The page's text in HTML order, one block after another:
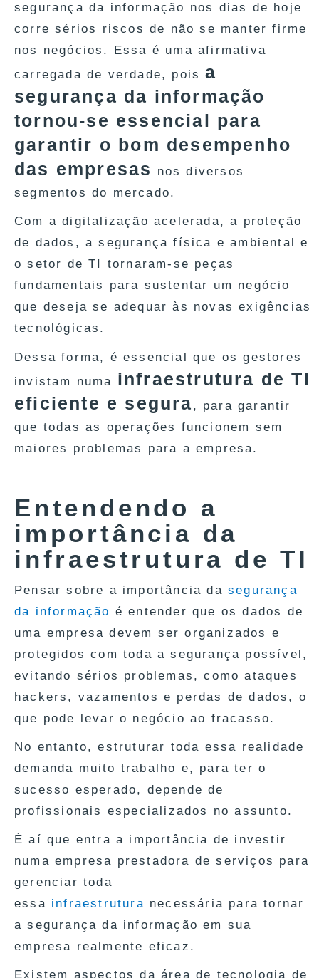
segurança da informação nos dias de hoje
corre sérios riscos de não se manter firme
nos negócios. Essa é uma afirmativa
carregada de verdade, poisa
segurança da informação
tornou-se essencial para
garantir o bom desempenho
das empresas
nos diversos
segmentos do mercado.
Com a digitalização acelerada, a proteção
de dados, a segurança física e ambiental e
o setor de TI tornaram-se peças
fundamentais para sustentar um negócio
que deseja se adequar às novas exigências
tecnológicas.
Dessa forma, é essencial que os gestores
invistam numa infraestrutura de TI
eficiente e segura , para garantir
que todas as operações funcionem sem
maiores problemas para a empresa.
Entendendo a
importância da
infraestrutura de TI
Pensar sobre a importância da segurança
da informação é entender que os dados de
uma empresa devem ser organizados e
protegidos com toda a segurança possível,
evitando sérios problemas, como ataques
hackers, vazamentos e perdas de dados, o
que pode levar o negócio ao fracasso.
No entanto, estruturar toda essa realidade
demanda muito trabalho e, para ter o
sucesso esperado, depende de
profissionais especializados no assunto.
É aí que entra a importância de investir
numa empresa prestadora de serviços para
gerenciar toda
essa infraestrutura necessária para tornar
a segurança da informação em sua
empresa realmente eficaz.
Existem aspectos da área de tecnologia de